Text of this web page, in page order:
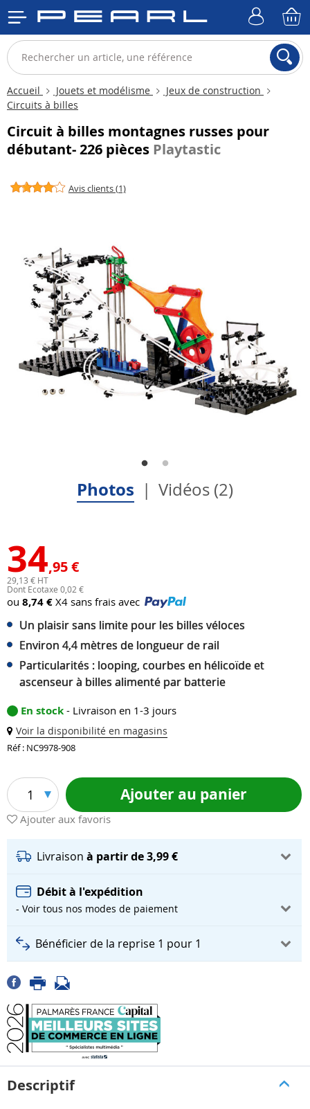
Accueil Jouets et modélisme
Jeux de construction
Circuits à billes
Circuit à billes montagnes russes pour
débutant- 226 pièces Playtastic
Avis clients (1)
Photos Vidéos (2)
34,95 €
29,13 € HT
Dont Ecotaxe 0,02 €
ou 8,74 € X4 sans frais avec
Un plaisir sans limite pour les billes véloces
Environ 4,4 mètres de longueur de rail
Particularités : looping, courbes en hélicoïde et
ascenseur à billes alimenté par batterie
En stock - Livraison en 1-3 jours
Voir la disponibilité en magasins
Réf : NC9978-908
1 Ajouter au panier
Ajouter aux favoris
Livraison à partir de 3,99 €
Débit à l'expédition
- Voir tous nos modes de paiement
Bénéficier de la reprise 1 pour 1
Descriptif